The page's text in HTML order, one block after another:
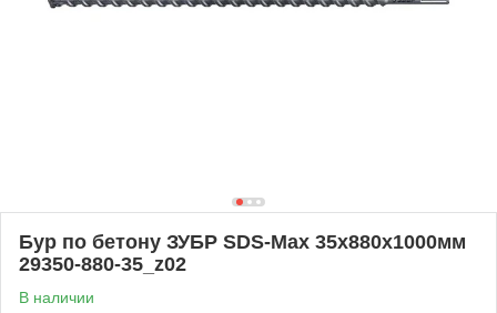
Бур по бетону ЗУБР SDS-Max 35x880х1000мм
29350-880-35_z02
В наличии